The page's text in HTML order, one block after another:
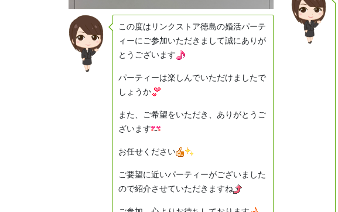
この度はリンクストア徳島の婚活パーテ
ィーにご参加いただきまして誠にありが
とうございます
パーティーは楽しんでいただけましたで
しょうか
また、ご希望をいただき、ありがとうご
ざいます
お任せください
ご要望に近いパーティーがございました
ので紹介させていただきますね